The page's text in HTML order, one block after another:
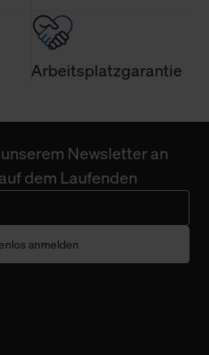
Arbeitsplatzgarantie
Newsletter an
dem Laufenden
anmelden